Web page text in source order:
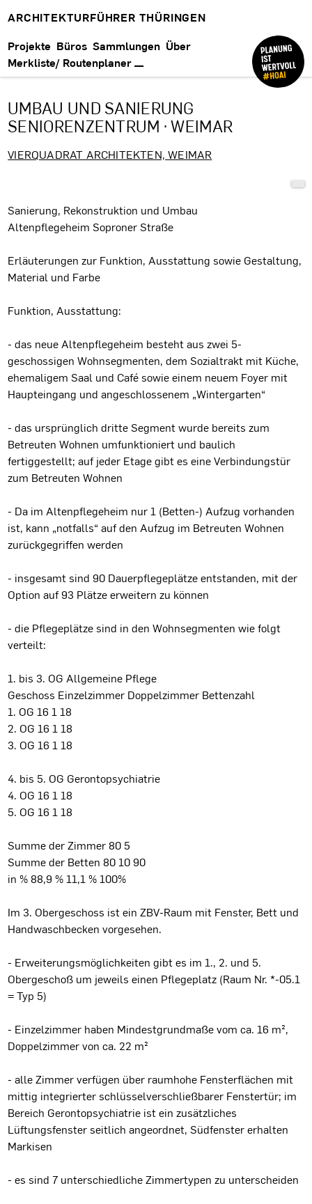
ARCHITEKTURFÜHRER THÜRINGEN
Projekte Büros Sammlungen Über
Merkliste/ Routenplaner
UMBAU UND SANIERUNG
SENIORENZENTRUM · WEIMAR
VIERQUADRAT ARCHITEKTEN, WEIMAR
Sanierung, Rekonstruktion und Umbau
Altenpflegeheim Soproner Straße
Erläuterungen zur Funktion, Ausstattung sowie Gestaltung,
Material und Farbe
Funktion, Ausstattung:
- das neue Altenpflegeheim besteht aus zwei 5-
geschossigen Wohnsegmenten, dem Sozialtrakt mit Küche,
ehemaligem Saal und Café sowie einem neuem Foyer mit
Haupteingang und angeschlossenem „Wintergarten“
- das ursprünglich dritte Segment wurde bereits zum
Betreuten Wohnen umfunktioniert und baulich
fertiggestellt; auf jeder Etage gibt es eine Verbindungstür
zum Betreuten Wohnen
- Da im Altenpflegeheim nur 1 (Betten-) Aufzug vorhanden
ist, kann „notfalls“ auf den Aufzug im Betreuten Wohnen
zurückgegriffen werden
- insgesamt sind 90 Dauerpflegeplätze entstanden, mit der
Option auf 93 Plätze erweitern zu können
- die Pflegeplätze sind in den Wohnsegmenten wie folgt
verteilt:
1. bis 3. OG Allgemeine Pflege
Geschoss Einzelzimmer Doppelzimmer Bettenzahl
1. OG 16 1 18
2. OG 16 1 18
3. OG 16 1 18
4. bis 5. OG Gerontopsychiatrie
4. OG 16 1 18
5. OG 16 1 18
Summe der Zimmer 80 5
Summe der Betten 80 10 90
in % 88,9 % 11,1 % 100%
Im 3. Obergeschoss ist ein ZBV-Raum mit Fenster, Bett und
Handwaschbecken vorgesehen.
- Erweiterungsmöglichkeiten gibt es im 1., 2. und 5.
Obergeschoß um jeweils einen Pflegeplatz (Raum Nr. *-05.1
= Typ 5)
- Einzelzimmer haben Mindestgrundmaße vom ca. 16 m²,
Doppelzimmer von ca. 22 m²
- alle Zimmer verfügen über raumhohe Fensterflächen mit
mittig integrierter schlüsselverschließbarer Fenstertür; im
Bereich Gerontopsychiatrie ist ein zusätzliches
Lüftungsfenster seitlich angeordnet, Südfenster erhalten
Markisen
- es sind 7 unterschiedliche Zimmertypen zu unterscheiden